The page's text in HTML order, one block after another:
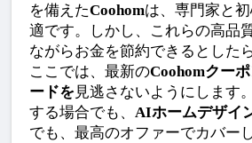
を備えたCoohomは、専門家と
適です。しかし、これらの高品
ながらお金を節約できるとした
ここでは、最新のCoohomクー
ードを見逃さないようにします。
する場合でも、 AIホームデザイ
でも、最高のオファーでカバー